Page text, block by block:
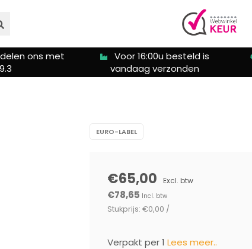
ons met
Voor 16:00u besteld is
vandaag verzonden
EURO-LABEL
€65,00 Excl. btw
€78,65 Incl. btw
Stukprijs: €0,00 /
Verpakt per 1 Lees meer..